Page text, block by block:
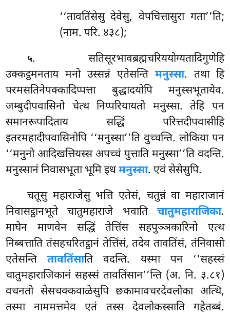
‘‘तावतिंसेसु देवेसु, वेपचित्तासुरा गता’’ति;
(नाम. परि. ४३८);
५. सतिसूरभावब्रह्मचरिययोग्यतादिगुणेहि
उक्कट्ठमनताय मनो उस्सन्नं एतेसन्ति मनुस्सा. तथा हि
परमसतिनेपक्कादिप्पत्ता बुद्धादयोपि मनुस्सभूतायेव.
जम्बुदीपवासिनो चेत्थ निप्परियायतो मनुस्सा. तेहि पन
समानरूपादिताय सद्धिं परित्तदीपवासीहि
इतरमहादीपवासिनोपि ‘‘मनुस्सा’’ति वुच्चन्ति. लोकिया पन
‘‘मनुनो आदिखत्तियस्स अपच्चं पुत्ताति मनुस्सा’’ति वदन्ति.
मनुस्सानं निवासभूता भूमि इधमनुस्सा. एवं सेसेसुपि.
चतूसु महाराजेसु भत्ति एतेसं, चतुन्नं वा महाराजानं
निवासट्ठानभूते चातुमहाराजे भवाति चातुमहाराजिका.
माघेन माणवेन सद्धिं तेत्तिंस सहपुञ्ञकारिनो एत्थ
निब्बत्ताति तंसहचरितट्ठानं तेत्तिंसं, तदेव तावतिंसं, तंनिवासो
एतेसन्तितावतिंसाति वदन्ति. यस्मा पन ‘‘सहस्सं
चातुमहाराजिकानं सहस्सं तावतिंसान’’न्ति (अ. नि. ३.८१)
वचनतो सेसचक्कवाळेसुपि छकामावचरदेवलोका अत्थि,
तस्मा नाममत्तमेव एतं तस्स देवलोकस्साति गहेतब्बं.